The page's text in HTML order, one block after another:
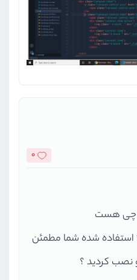
0
چی هست
در این دوره از بوت استرپ 4 استفاده شده شما مطمئن